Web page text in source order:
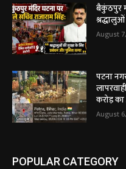
बैकुंठपुर
August
पटना
करोड़ का
August
POPULAR CATEGORY